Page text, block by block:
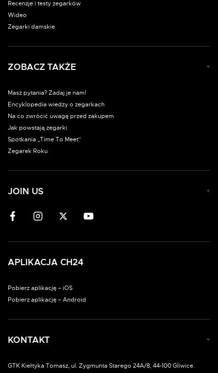
Recenzje i testy zegarków
Wideo
Zegarki damskie
ZOBACZ TAKŻE
Masz pytania? Zadaj je nam!
Encyklopedia wiedzy o zegarkach
Na co zwrócić uwagę przed zakupem
Jak powstają zegarki
Spotkania „Time To Meet”
Zegarek Roku
JOIN US
APLIKACJA CH24
Pobierz aplikację – iOS
Pobierz aplikację – Android
KONTAKT
GTK Kiełtyka Tomasz, ul. Zygmunta Starego 24A/8, 44-100 Gliwice.